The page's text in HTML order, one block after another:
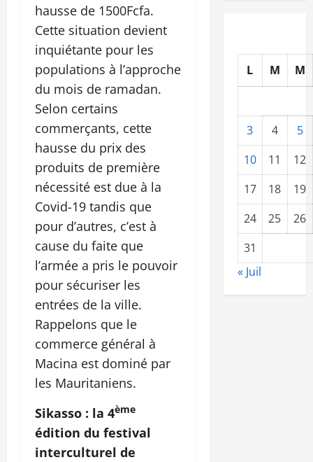
hausse de 1500Fcfa.
Cette situation devient
inquiétante pour les
populations à l’approche
du mois de ramadan.
Selon certains
commerçants, cette
hausse du prix des
produits de première
nécessité est due à la
Covid-19 tandis que
pour d’autres, c’est à
cause du faite que
l’armée a pris le pouvoir
pour sécuriser les
entrées de la ville.
Rappelons que le
commerce général à
Macina est dominé par
les Mauritaniens.
Sikasso : la 4ème
édition du festival
interculturel de
L M M
3 4
5
10
11
12
17
18
19
24
25
26
31
« Juil